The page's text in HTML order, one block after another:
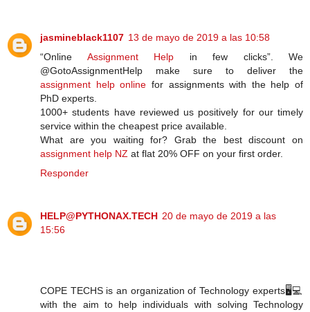
jasmineblack1107 13 de mayo de 2019 a las 10:58
“Online Assignment Help in few clicks”. We
@GotoAssignmentHelp make sure to deliver the
assignment help online for assignments with the help of
PhD experts.
1000+ students have reviewed us positively for our timely
service within the cheapest price available.
What are you waiting for? Grab the best discount on
assignment help NZ at flat 20% OFF on your first order.
Responder
HELP@PYTHONAX.TECH 20 de mayo de 2019 a las
15:56
COPE TECHS is an organization of Technology experts🖥️💻
with the aim to help individuals with solving Technology